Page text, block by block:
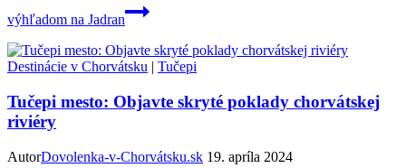
výhľadom na Jadran
Destinácie v Chorvátsku | Tučepi
Tučepi mesto: Objavte skryté poklady chorvátskej
riviéry
AutorDovolenka-v-Chorvátsku.sk 19. apríla 2024